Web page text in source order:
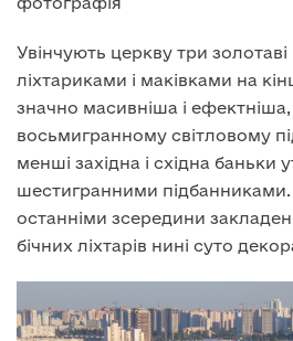
Увінчують церкву три золотаві
ліхтариками і маківками на
значно масивніша і
восьмигранному світловому
менші західна і східна баньки
шестигранними підбанниками.
останніми зсередини
бічних ліхтарів нині суто